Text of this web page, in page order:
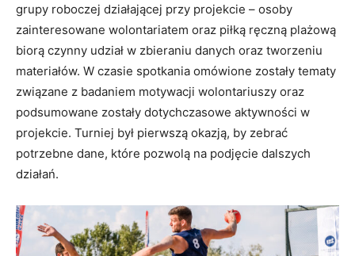
grupy roboczej działającej przy projekcie – osoby
zainteresowane wolontariatem oraz piłką ręczną plażową
biorą czynny udział w zbieraniu danych oraz tworzeniu
materiałów. W czasie spotkania omówione zostały tematy
związane z badaniem motywacji wolontariuszy oraz
podsumowane zostały dotychczasowe aktywności w
projekcie. Turniej był pierwszą okazją, by zebrać
potrzebne dane, które pozwolą na podjęcie dalszych
działań.